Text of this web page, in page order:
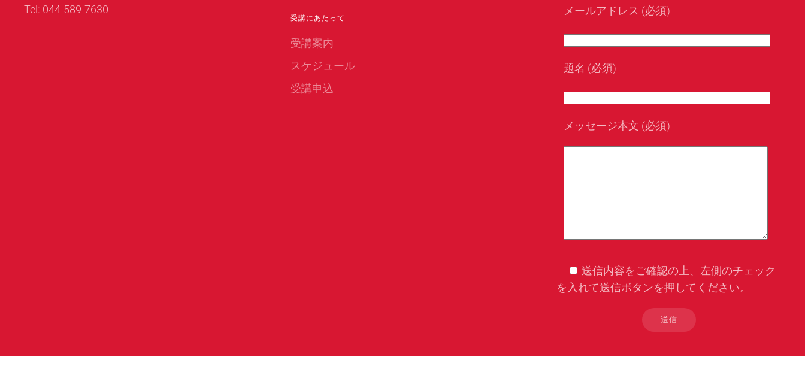
Tel: 044-589-7630
受講にあたって
受講案内
スケジュール
受講申込
メールアドレス (必須)
題名 (必須)
メッセージ本文 (必須)
送信内容をご確認の上、左側のチェック
を入れて送信ボタンを押してください。